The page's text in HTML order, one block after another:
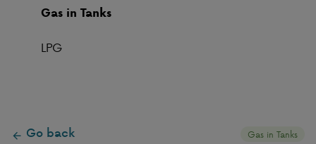
Gas in Tanks
LPG
Go back Gas in Tanks